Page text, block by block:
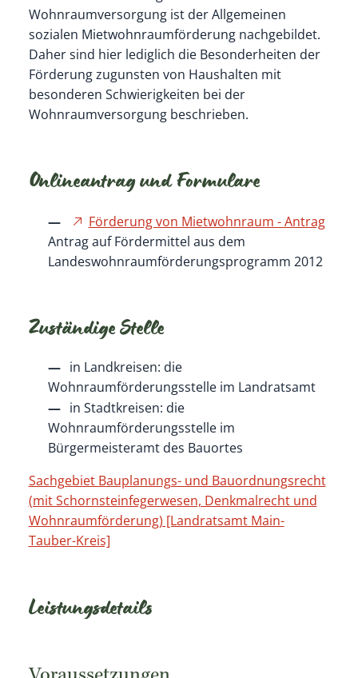
Wohnraumversorgung ist der Allgemeinen
sozialen Mietwohnraumförderung nachgebildet.
Daher sind hier lediglich die Besonderheiten der
Förderung zugunsten von Haushalten mit
besonderen Schwierigkeiten bei der
Wohnraumversorgung beschrieben.
Onlineantrag und Formulare
Förderung von Mietwohnraum - Antrag
Antrag auf Fördermittel aus dem
Landeswohnraumförderungsprogramm 2012
Zuständige Stelle
in Landkreisen: die
Wohnraumförderungsstelle im Landratsamt
in Stadtkreisen: die
Wohnraumförderungsstelle im
Bürgermeisteramt des Bauortes
Sachgebiet Bauplanungs- und Bauordnungsrecht
(mit Schornsteinfegerwesen, Denkmalrecht und
Wohnraumförderung) [Landratsamt Main-
Tauber-Kreis]
Leistungsdetails